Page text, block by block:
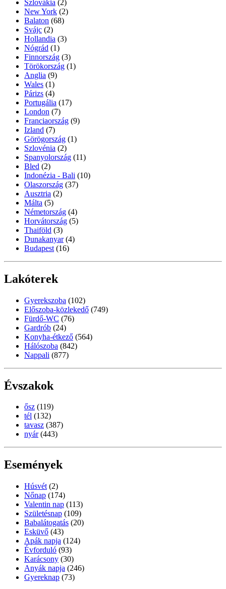
Szlovákia (2)
New York (2)
Balaton (68)
Svájc (2)
Hollandia (3)
Nógrád (1)
Finnország (3)
Törökország (1)
Anglia (9)
Wales (1)
Párizs (4)
Portugália (17)
London (7)
Franciaország (9)
Izland (7)
Görögország (1)
Szlovénia (2)
Spanyolország (11)
Bled (2)
Indonézia - Bali (10)
Olaszország (37)
Ausztria (2)
Málta (5)
Németország (4)
Horvátország (5)
Thaiföld (3)
Dunakanyar (4)
Budapest (16)
Lakóterek
Gyerekszoba (102)
Előszoba-közlekedő (749)
Fürdő-WC (76)
Gardrób (24)
Konyha-étkező (564)
Hálószoba (842)
Nappali (877)
Évszakok
ősz (119)
tél (132)
tavasz (387)
nyár (443)
Események
Húsvét (2)
Nőnap (174)
Valentin nap (113)
Születésnap (109)
Babalátogatás (20)
Esküvő (43)
Apák napja (124)
Évforduló (93)
Karácsony (30)
Anyák napja (246)
Gyereknap (73)